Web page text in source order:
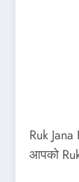
Ruk
आपको